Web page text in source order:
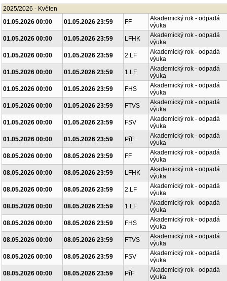
2025/2026 - Květen
01.05.2026 00:00
01.05.2026 23:59 FF
Akademický rok - odpadá
výuka
01.05.2026 00:00
01.05.2026 23:59 LFHK
Akademický rok - odpadá
výuka
01.05.2026 00:00
01.05.2026 23:59 2.LF
Akademický rok - odpadá
výuka
01.05.2026 00:00
01.05.2026 23:59 1.LF
Akademický rok - odpadá
výuka
01.05.2026 00:00
01.05.2026 23:59 FHS
Akademický rok - odpadá
výuka
01.05.2026 00:00
01.05.2026 23:59 FTVS
Akademický rok - odpadá
výuka
01.05.2026 00:00
01.05.2026 23:59 FSV
Akademický rok - odpadá
výuka
01.05.2026 00:00
01.05.2026 23:59 PřF
Akademický rok - odpadá
výuka
08.05.2026 00:00
08.05.2026 23:59 FF
Akademický rok - odpadá
výuka
08.05.2026 00:00
08.05.2026 23:59 LFHK
Akademický rok - odpadá
výuka
08.05.2026 00:00
08.05.2026 23:59 2.LF
Akademický rok - odpadá
výuka
08.05.2026 00:00
08.05.2026 23:59 1.LF
Akademický rok - odpadá
výuka
08.05.2026 00:00
08.05.2026 23:59 FHS
Akademický rok - odpadá
výuka
08.05.2026 00:00
08.05.2026 23:59 FTVS
Akademický rok - odpadá
výuka
08.05.2026 00:00
08.05.2026 23:59 FSV
Akademický rok - odpadá
výuka
08.05.2026 00:00
08.05.2026 23:59 PřF
Akademický rok - odpadá
výuka